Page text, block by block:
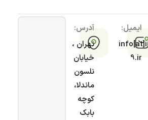
ایمیل:
9.ir
آدرس:
تهران ،
خیابان
نلسون
ماندلا،
کوچه
بابک